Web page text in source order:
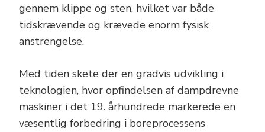
gennem klippe og sten, hvilket var både
tidskrævende og krævede enorm fysisk
anstrengelse.
Med tiden skete der en gradvis udvikling i
teknologien, hvor opfindelsen af dampdrevne
maskiner i det 19. århundrede markerede en
væsentlig forbedring i boreprocessens